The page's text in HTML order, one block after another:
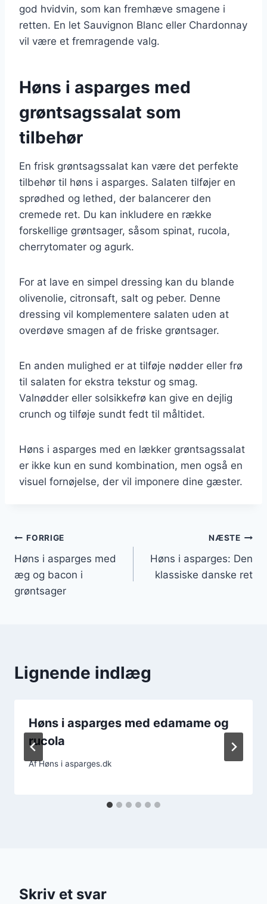
god hvidvin, som kan fremhæve smagene i
retten. En let Sauvignon Blanc eller Chardonnay
vil være et fremragende valg.
Høns i asparges med
grøntsagssalat som
tilbehør
En frisk grøntsagssalat kan være det perfekte
tilbehør til høns i asparges. Salaten tilføjer en
sprødhed og lethed, der balancerer den
cremede ret. Du kan inkludere en række
forskellige grøntsager, såsom spinat, rucola,
cherrytomater og agurk.
For at lave en simpel dressing kan du blande
olivenolie, citronsaft, salt og peber. Denne
dressing vil komplementere salaten uden at
overdøve smagen af de friske grøntsager.
En anden mulighed er at tilføje nødder eller frø
til salaten for ekstra tekstur og smag.
Valnødder eller solsikkefrø kan give en dejlig
crunch og tilføje sundt fedt til måltidet.
Høns i asparges med en lækker grøntsagssalat
er ikke kun en sund kombination, men også en
visuel fornøjelse, der vil imponere dine gæster.
Indlægsnavigation
FORRIGE
Høns i asparges med
æg og bacon i
grøntsager
NÆSTE
Høns i asparges: Den
klassiske danske ret
Lignende indlæg
Høns i asparges med edamame og
rucola
AfHøns i asparges.dk
Skriv et svar